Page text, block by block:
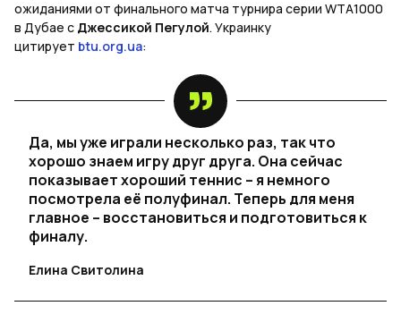
ожиданиями от финального матча турнира серии WTA1000
в Дубае с Джессикой Пегулой. Украинку
цитирует btu.org.ua:
Да, мы уже играли несколько раз, так что
хорошо знаем игру друг друга. Она сейчас
показывает хороший теннис – я немного
посмотрела её полуфинал. Теперь для меня
главное – восстановиться и подготовиться к
финалу.
Елина Свитолина